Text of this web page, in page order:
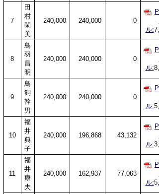
7
田
村
閑
美
240,000 240,000 0
ル:
8
鳥
羽
昌
明
240,000 240,000 0
ル:
9
鳥
飼
幹
男
240,000 240,000 0
ル:
10
福
井
典
子
240,000 196,868 43,132
ル:
11
福
井
康
夫
240,000 162,937 77,063
ル: